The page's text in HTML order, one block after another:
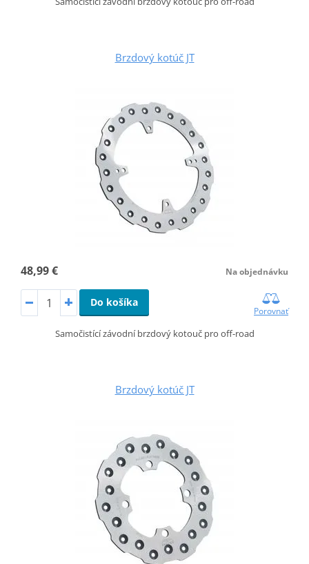
Brzdový kotúč JT
48,99 € Na objednávku
Do košíka
Porovnať
Samočistící závodní brzdový kotouč pro off-road
Brzdový kotúč JT